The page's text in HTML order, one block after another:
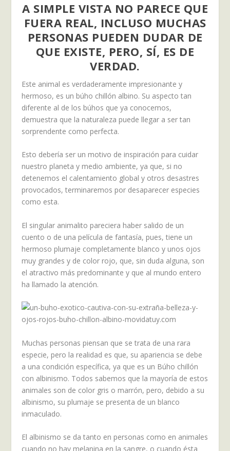
A SIMPLE VISTA NO PARECE QUE
FUERA REAL, INCLUSO MUCHAS
PERSONAS PUEDEN DUDAR DE
QUE EXISTE, PERO, SÍ, ES DE
VERDAD.
Este animal es verdaderamente impresionante y
hermoso, es un búho chillón albino. Su aspecto tan
diferente al de los búhos que ya conocemos,
demuestra que la naturaleza puede llegar a ser tan
sorprendente como perfecta.
Esto debería ser un motivo de inspiración para cuidar
nuestro planeta y medio ambiente, ya que, si no
detenemos el calentamiento global y otros desastres
provocados, terminaremos por desaparecer especies
como esta.
El singular animalito pareciera haber salido de un
cuento o de una película de fantasía, pues, tiene un
hermoso plumaje completamente blanco y unos ojos
muy grandes y de color rojo, que, sin duda alguna, son
el atractivo más predominante y que al mundo entero
ha llamado la atención.
Muchas personas piensan que se trata de una rara
especie, pero la realidad es que, su apariencia se debe
a una condición específica, ya que es un Búho chillón
con albinismo. Todos sabemos que la mayoría de estos
animales son de color gris o marrón, pero, debido a su
albinismo, su plumaje se presenta de un blanco
inmaculado.
El albinismo se da tanto en personas como en animales
cuando no hay melanina en la sangre, o cuando ésta